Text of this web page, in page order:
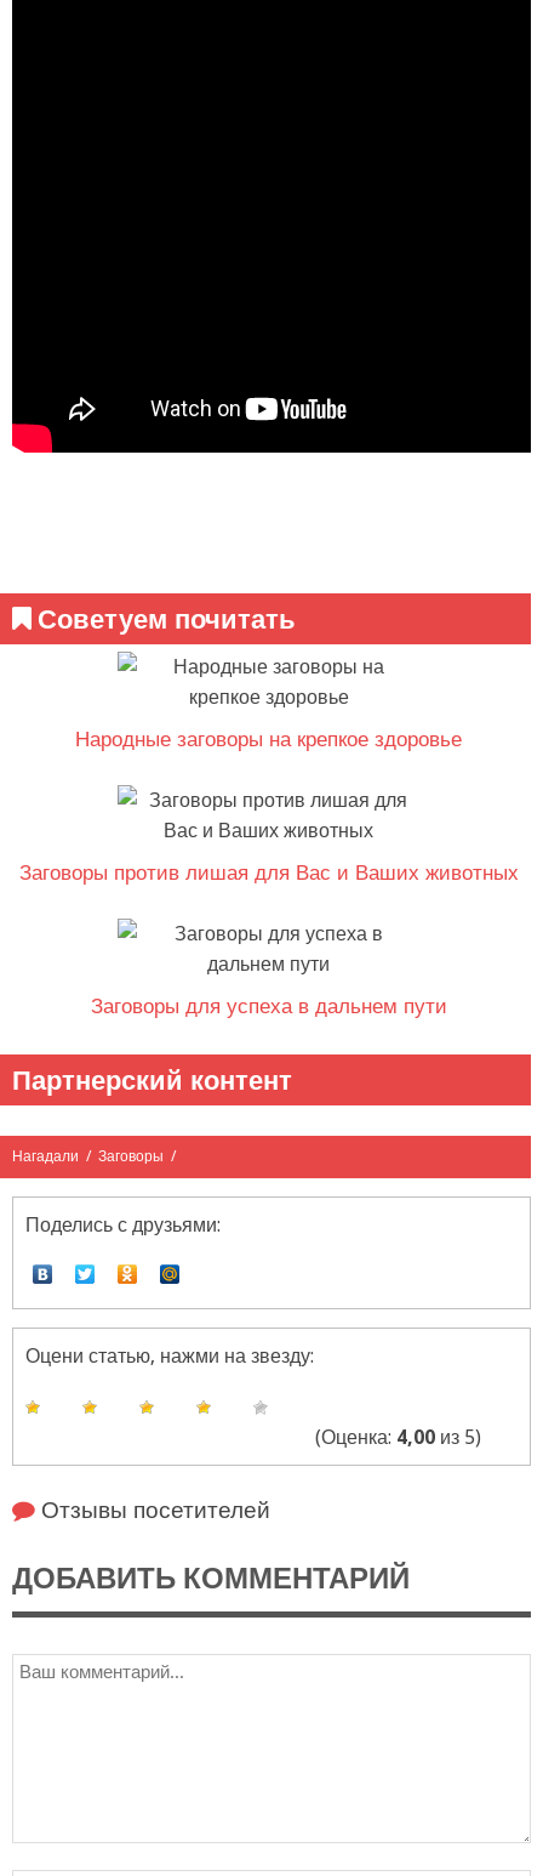
Советуем почитать
Народные заговоры на крепкое здоровье
Заговоры против лишая для Вас и Ваших животных
Заговоры для успеха в дальнем пути
Партнерский контент
Нагадали / Заговоры /
Поделись с друзьями:
Оцени статью, нажми на звезду:
(Оценка: 4,00 из 5)
Отзывы посетителей
ДОБАВИТЬ КОММЕНТАРИЙ